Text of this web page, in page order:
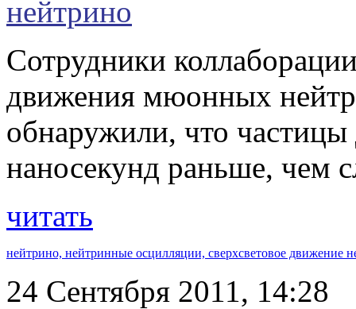
нейтрино
Сотрудники
движения мюонных
обнаружили, что частицы
наносекунд раньше, чем
читать
нейтрино, нейтринные осцилляции, сверхсветовое движение
24 Сентября 2011,